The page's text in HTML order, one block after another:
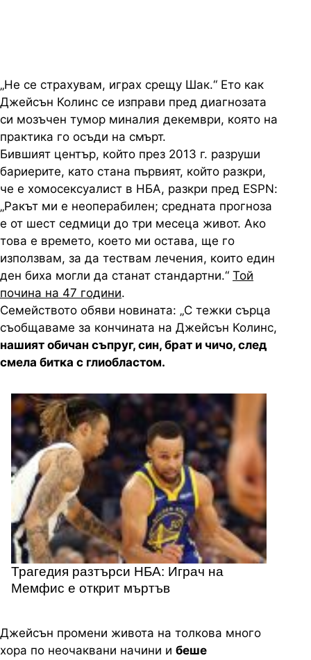
„Не се страхувам, играх срещу Шак.“ Ето как
Джейсън Колинс се изправи пред диагнозата
си мозъчен тумор миналия декември, която на
практика го осъди на смърт.
Бившият център, който през 2013 г. разруши
бариерите, като стана първият, който разкри,
че е хомосексуалист в НБА, разкри пред ESPN:
„Ракът ми е неоперабилен; средната прогноза
е от шест седмици до три месеца живот. Ако
това е времето, което ми остава, ще го
използвам, за да тествам лечения, които един
ден биха могли да станат стандартни.“ Той
почина на 47 години.
Семейството обяви новината: „С тежки сърца
съобщаваме за кончината на Джейсън Колинс,
нашият обичан съпруг, син, брат и чичо, след
смела битка с глиобластом.
Трагедия разтърси НБА: Играч на
Мемфис е открит мъртъв
Джейсън промени живота на толкова много
хора по неочаквани начини и беше